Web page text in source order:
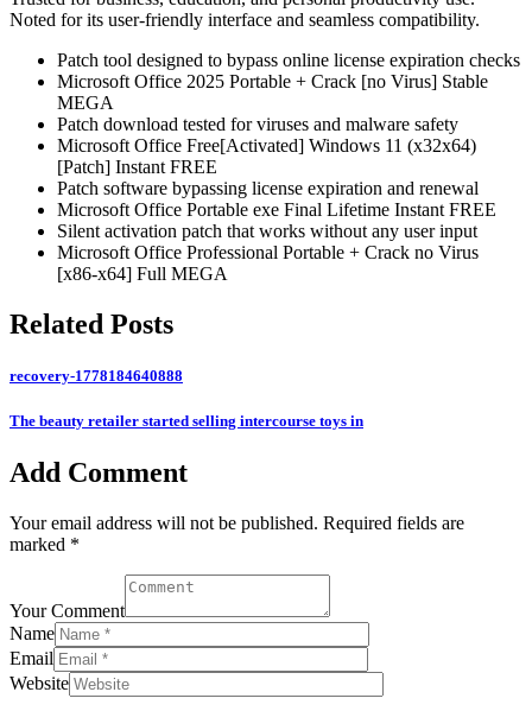
Noted for its user-friendly interface and seamless compatibility.
Patch tool designed to bypass online license expiration checks
Microsoft Office 2025 Portable + Crack [no Virus] Stable
MEGA
Patch download tested for viruses and malware safety
Microsoft Office Free[Activated] Windows 11 (x32x64)
[Patch] Instant FREE
Patch software bypassing license expiration and renewal
Microsoft Office Portable exe Final Lifetime Instant FREE
Silent activation patch that works without any user input
Microsoft Office Professional Portable + Crack no Virus
[x86-x64] Full MEGA
Related Posts
recovery-1778184640888
The beauty retailer started selling intercourse toys in
Add Comment
Your email address will not be published. Required fields are
marked *
Your Comment
Name
Email
Website